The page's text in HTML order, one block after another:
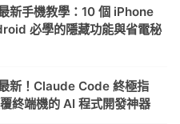
新手機教學：10 個 iPhone
必學的隱藏功能與省電秘
新！Claude Code 終極指
終端機的 AI 程式開發神器